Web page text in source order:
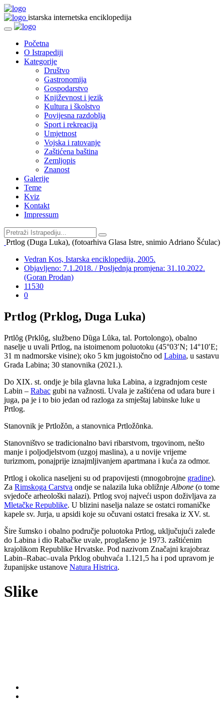
istarska internetska enciklopedija
Početna
O Istrapediji
Kategorije
Društvo
Gastronomija
Gospodarstvo
Književnost i jezik
Kultura i školstvo
Povijesna razdoblja
Sport i rekreacija
Umjetnost
Vojska i ratovanje
Zaštićena baština
Zemljopis
Znanost
Galerije
Teme
Kviz
Kontakt
Impressum
Prtlog (Duga Luka), (fotoarhiva Glasa Istre, snimio Adriano Šćulac)
Vedran Kos, Istarska enciklopedija, 2005.
Objavljeno: 7.1.2018. / Posljednja promjena: 31.10.2022.
(Goran Prodan)
11530
0
Prtlog (Prklog, Duga Luka)
Prtlȏg (Prklȏg, službeno Dȕga Lȗka, tal. Portolongo), obalno
naselje u uvali Prtlog, na istoimenom poluotoku (45°03′N; 14°10′E;
31 m nadmorske visine); oko 5 km jugoistočno od Labina, u sastavu
Grada Labina; 30 stanovnika (2021.).
Do XIX. st. ondje je bila glavna luka Labina, a izgradnjom ceste
Labin – Rabac gubi na važnosti. Uvala je zaštićena od udara bure i
juga, pa je i to bio jedan od razloga za smještaj labinske luke u
Prtlog.
Stanovnik je Prtložȏn, a stanovnica Prtložȏnka.
Stanovništvo se tradicionalno bavi ribarstvom, trgovinom, nešto
manje i poljodjelstvom (uzgoj maslina), a u novije vrijeme
turizmom, ponajprije iznajmljivanjem apartmana i kuća za odmor.
Prtlog i okolica naseljeni su od prapovijesti (mnogobrojne gradine).
Za Rimskoga Carstva ondje se nalazila luka obližnje Albone (o tome
svjedoče arheološki nalazi). Prtlog svoj najveći uspon doživljava za
Mletačke Republike. U blizini naselja nalaze se ostatci romaničke
kapele sv. Jurja, u apsidi koje su očuvani ostatci fresaka iz XV. st.
Šire šumsko i obalno područje poluotoka Prtlog, uključujući zaleđe
do Labina i dio Rabačke uvale, proglašeno je 1973. zaštićenim
krajolikom Republike Hrvatske. Pod nazivom Značajni krajobraz
Labin–Rabac–uvala Prklog obuhvaća 1.121,5 ha i pod upravom je
županijske ustanove Natura Histrica.
Slike